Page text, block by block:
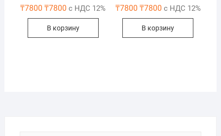
₸7800 ₸7800 с НДС 12%
В корзину
₸7800 ₸7800 с НДС 12%
В корзину